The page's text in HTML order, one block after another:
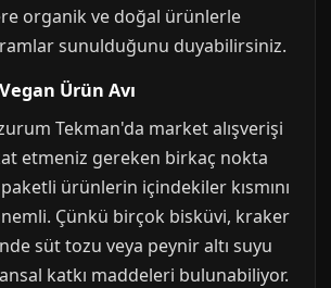
organik ve doğal ürünlerle
sunulduğunu duyabilirsiniz.
Ürün Avı
Tekman'da market alışverişi
etmeniz gereken birkaç nokta
ürünlerin içindekiler kısmını
Çünkü birçok bisküvi, kraker
süt tozu veya peynir altı suyu
katkı maddeleri bulunabiliyor.